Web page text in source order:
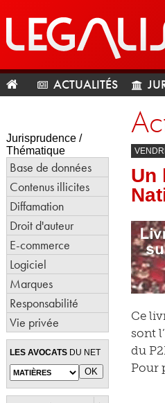
ACTUALITÉS
Jurisprudence /
Thématique
Base de données
Contenus illicites
Diffamation
Droit d'auteur
E-commerce
Logiciel
Marques
Responsabilité
Vie privée
LES AVOCATS DU NET
Un
Ce
sont
du
Pour